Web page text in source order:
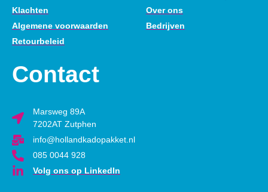
Klachten
Algemene voorwaarden
Retourbeleid
Over ons
Bedrijven
Contact
Marsweg 89A
7202AT Zutphen
info@hollandkadopakket.nl
085 0044 928
Volg ons op LinkedIn